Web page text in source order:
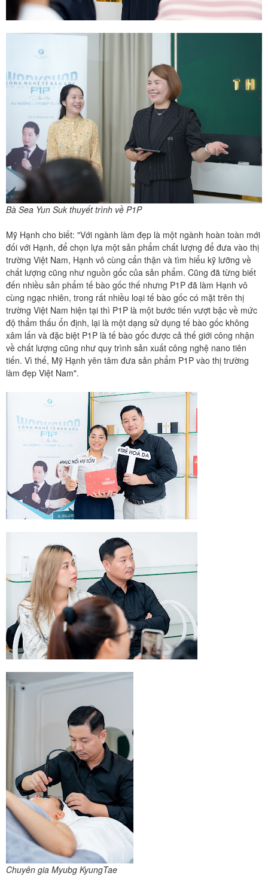
Bà Sea Yun Suk thuyết trình về P1P
Mỹ Hạnh cho biết: "Với ngành làm đẹp là một ngành hoàn toàn mới
đối với Hạnh, để chọn lựa một sản phẩm chất lượng để đưa vào thị
trường Việt Nam, Hạnh vô cùng cẩn thận và tìm hiểu kỹ lưỡng về
chất lượng cũng như nguồn gốc của sản phẩm. Cũng đã từng biết
đến nhiều sản phẩm tế bào gốc thế nhưng P1P đã làm Hạnh vô
cùng ngạc nhiên, trong rất nhiều loại tế bào gốc có mặt trên thị
trường Việt Nam hiện tại thì P1P là một bước tiến vượt bậc về mức
độ thẩm thấu ổn định, lại là một dạng sử dụng tế bào gốc không
xâm lấn và đặc biệt P1P là tế bào gốc được cả thế giới công nhận
về chất lượng cũng như quy trình sản xuất công nghệ nano tiên
tiến. Vì thế, Mỹ Hạnh yên tâm đưa sản phẩm P1P vào thị trường
làm đẹp Việt Nam".
Chuyên gia Myubg KyungTae